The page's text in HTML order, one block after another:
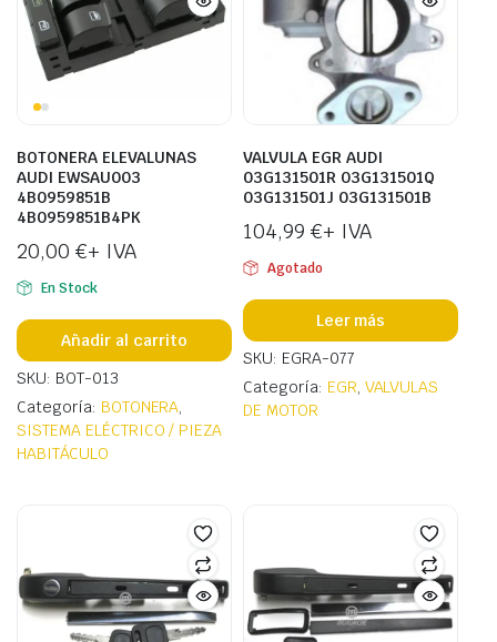
BOTONERA ELEVALUNAS
AUDI EWSAU003
4B0959851B
4B0959851B4PK
20,00 €+ IVA
En Stock
Añadir al carrito
SKU: BOT-013
Categoría: BOTONERA,
SISTEMA ELÉCTRICO / PIEZA
HABITÁCULO
VALVULA EGR AUDI
03G131501R 03G131501Q
03G131501J 03G131501B
104,99 €+ IVA
Agotado
Leer más
SKU: EGRA-077
Categoría: EGR, VALVULAS
DE MOTOR